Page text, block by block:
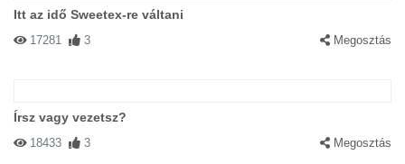
Itt az idő Sweetex-re váltani
17281 3 Megosztás
Írsz vagy vezetsz?
18433 3 Megosztás